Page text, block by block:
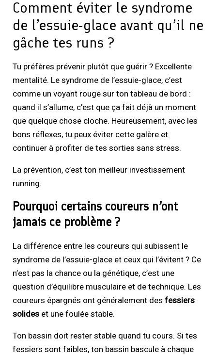
Comment éviter le syndrome
de l’essuie-glace avant qu’il ne
gâche tes runs ?
Tu préfères prévenir plutôt que guérir ? Excellente
mentalité. Le syndrome de l’essuie-glace, c’est
comme un voyant rouge sur ton tableau de bord :
quand il s’allume, c’est que ça fait déjà un moment
que quelque chose cloche. Heureusement, avec les
bons réflexes, tu peux éviter cette galère et
continuer à profiter de tes sorties sans stress.
La prévention, c’est ton meilleur investissement
running.
Pourquoi certains coureurs n’ont
jamais ce problème ?
La différence entre les coureurs qui subissent le
syndrome de l’essuie-glace et ceux qui l’évitent ? Ce
n’est pas la chance ou la génétique, c’est une
question d’équilibre musculaire et de technique. Les
coureurs épargnés ont généralement desfessiers
solides et une foulée stable.
Ton bassin doit rester stable quand tu cours. Si tes
fessiers sont faibles, ton bassin bascule à chaque